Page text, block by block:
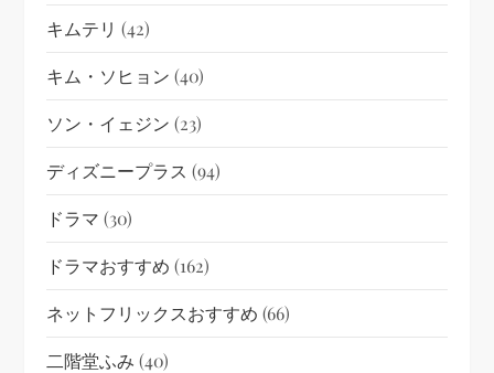
キムテリ (42)
キム・ソヒョン (40)
ソン・イェジン (23)
ディズニープラス (94)
ドラマ (30)
ドラマおすすめ (162)
ネットフリックスおすすめ (66)
二階堂ふみ (40)